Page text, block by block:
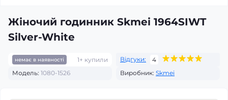
Жіночий годинник Skmei 1964SIWT
Silver-White
немає в наявності 1+ купили Відгуки:
4
Модель: 1080-1526 Виробник: Skmei